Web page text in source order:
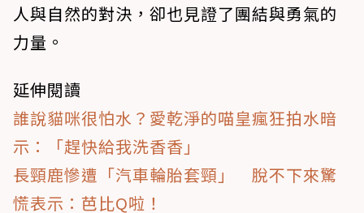
人與自然的對決，卻也見證了團結與勇氣的
力量。
延伸閱讀
誰說貓咪很怕水？愛乾淨的喵皇瘋狂拍水暗
示：「趕快給我洗香香」
長頸鹿慘遭「汽車輪胎套頸」 脫不下來驚
慌表示：芭比Q啦！